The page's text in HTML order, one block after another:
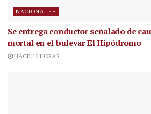
NACIONALES
Se entrega conductor señalado de
mortal en el bulevar El Hipódromo
HACE 16 HORAS